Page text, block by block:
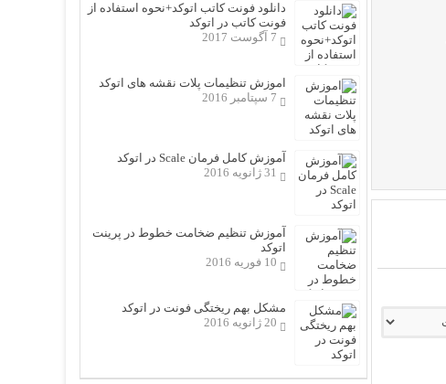
دانلود فونت کاتب اتوکد+نحوه استفاده از
فونت کاتب در اتوکد
7 آگوست 2017
اموزش تنظیمات پلات نقشه های اتوکد
7 سپتامبر 2016
آموزش کامل فرمان Scale در اتوکد
31 ژانویه 2016
آموزش تنظیم ضخامت خطوط در پرینت
اتوکد
10 فوریه 2016
مشکل بهم ریختگی فونت در اتوکد
20 ژانویه 2016